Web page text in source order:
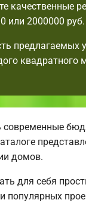
качественные
или 2000000 руб.
предлагаемых
квадратного
современные
домов.
для себя
популярных